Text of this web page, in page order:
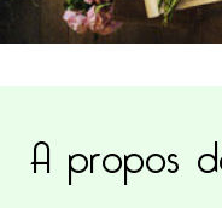
A propos